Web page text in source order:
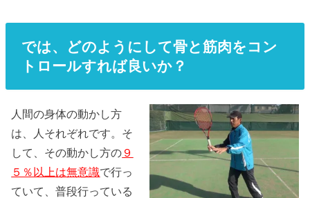
では、どのようにして骨と筋肉をコン
トロールすれば良いか？
人間の身体の動かし方
は、人それぞれです。そ
して、その動かし方の ９
５％以上は無意識で行っ
ていて、普段行っている